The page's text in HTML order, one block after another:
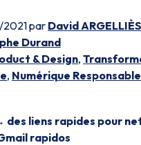
parDavid ARGELLIÈS
Durand
& Design,
, Numérique Responsable
des liens rapides pour
rapidos